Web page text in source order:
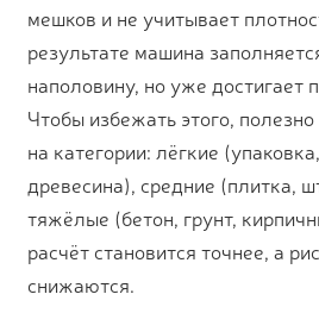
мешков и не учитывает
результате машина
наполовину, но уже достигает
Чтобы избежать этого,
на категории: лёгкие
древесина), средние (плитка,
тяжёлые (бетон, грунт,
расчёт становится точнее, а
снижаются.